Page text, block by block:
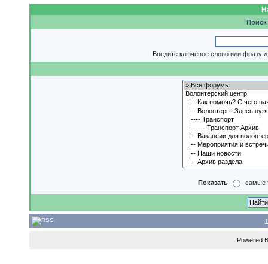
Введите ключевое слово или фразу
Показать самые
Powered